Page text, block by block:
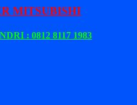
MITSUBISHI
: 0812 8117 1983